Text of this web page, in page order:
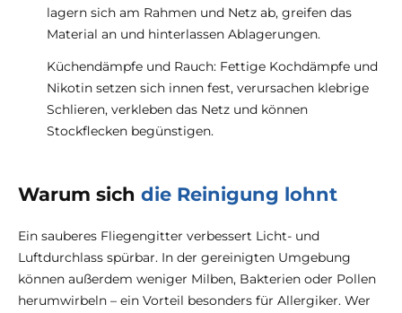
lagern sich am Rahmen und Netz ab, greifen das
Material an und hinterlassen Ablagerungen.
Küchendämpfe und Rauch: Fettige Kochdämpfe und
Nikotin setzen sich innen fest, verursachen klebrige
Schlieren, verkleben das Netz und können
Stockflecken begünstigen.
Warum sich die Reinigung lohnt
Ein sauberes Fliegengitter verbessert Licht- und
Luftdurchlass spürbar. In der gereinigten Umgebung
können außerdem weniger Milben, Bakterien oder Pollen
herumwirbeln – ein Vorteil besonders für Allergiker. Wer